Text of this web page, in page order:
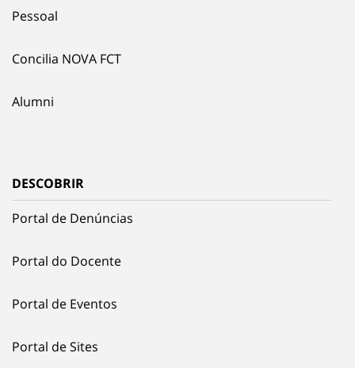
Pessoal
Concilia NOVA FCT
Alumni
DESCOBRIR
Portal de Denúncias
Portal do Docente
Portal de Eventos
Portal de Sites